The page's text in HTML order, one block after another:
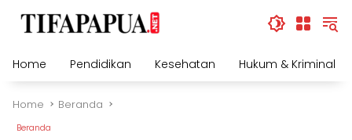
Home
Pendidikan Kesehatan Hukum & Kriminal
Home Beranda
Beranda